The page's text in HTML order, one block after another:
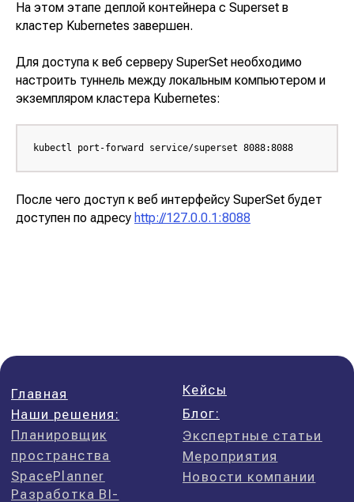
На этом этапе деплой контейнера с Superset в
кластер Kubernetes завершен.
Для доступа к веб серверу SuperSet необходимо
настроить туннель между локальным компьютером и
экземпляром кластера Kubernetes:
kubectl port-forward service/superset 8088:8088
После чего доступ к веб интерфейсу SuperSet будет
доступен по адресу http://127.0.0.1:8088